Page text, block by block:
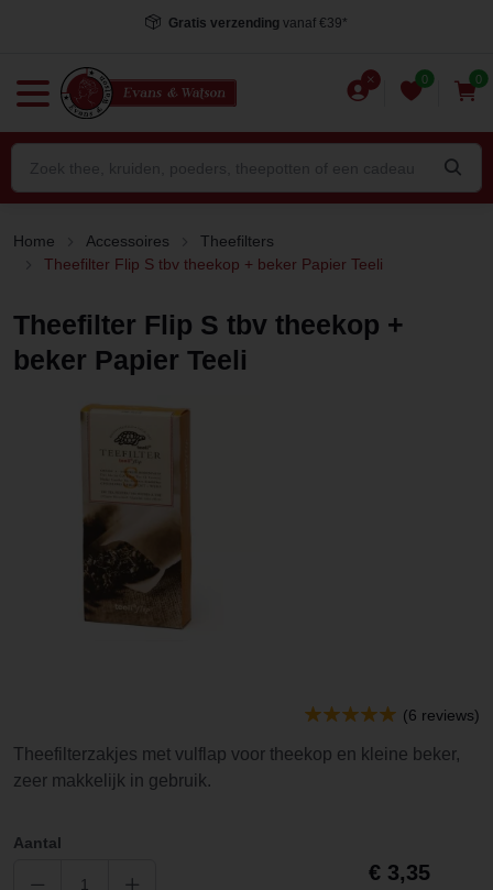
Gratis verzending vanaf €39*
0 0
Home Accessoires
Theefilters
Theefilter Flip S tbv theekop + beker Papier Teeli
Theefilter Flip S tbv theekop +
beker Papier Teeli
(6 reviews)
Theefilterzakjes met vulflap voor theekop en kleine beker,
zeer makkelijk in gebruik.
Aantal
€ 3,35